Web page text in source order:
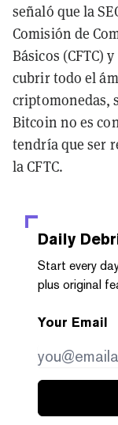
señaló que la
Comisión de
Básicos (CFTC)
cubrir todo el
criptomonedas,
Bitcoin no es
tendría que ser
la CFTC.
Daily
Start every
plus original
Your Email